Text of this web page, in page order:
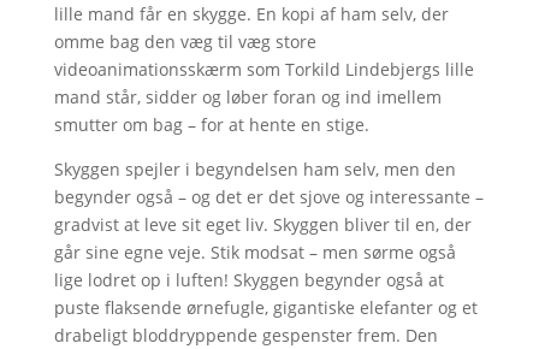
lille mand får en skygge. En kopi af ham selv, der
omme bag den væg til væg store
videoanimationsskærm som Torkild Lindebjergs lille
mand står, sidder og løber foran og ind imellem
smutter om bag – for at hente en stige.
Skyggen spejler i begyndelsen ham selv, men den
begynder også – og det er det sjove og interessante –
gradvist at leve sit eget liv. Skyggen bliver til en, der
går sine egne veje. Stik modsat – men sørme også
lige lodret op i luften! Skyggen begynder også at
puste flaksende ørnefugle, gigantiske elefanter og et
drabeligt bloddryppende gespenster frem. Den